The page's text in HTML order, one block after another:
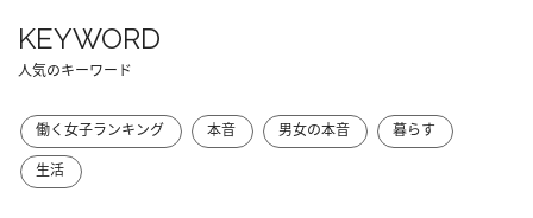
KEYWORD
人気のキーワード
働く女子ランキング 本音 男女の本音
暮らす
生活